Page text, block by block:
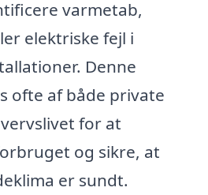
varmetab,
elektriske fejl i
Denne
ofte af både private
for at
og sikre, at
er sundt.